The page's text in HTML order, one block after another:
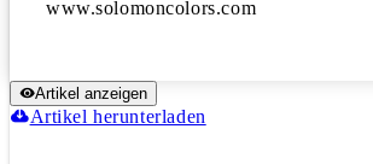
Artikel anzeigen
Artikel herunterladen